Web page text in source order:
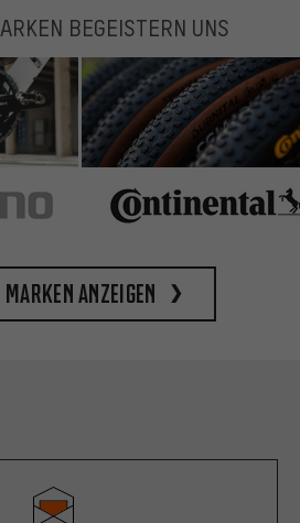
BEGEISTERN UNS
anzeigen